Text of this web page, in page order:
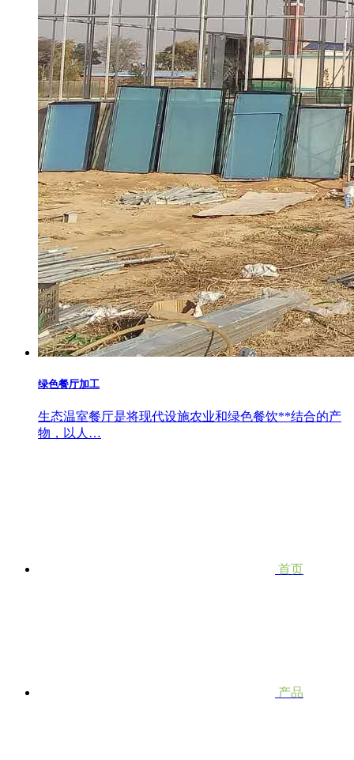
绿色餐厅加工
生态温室餐厅是将现代设施农业和绿色餐饮**结合的产
物，以人…
首页
产品